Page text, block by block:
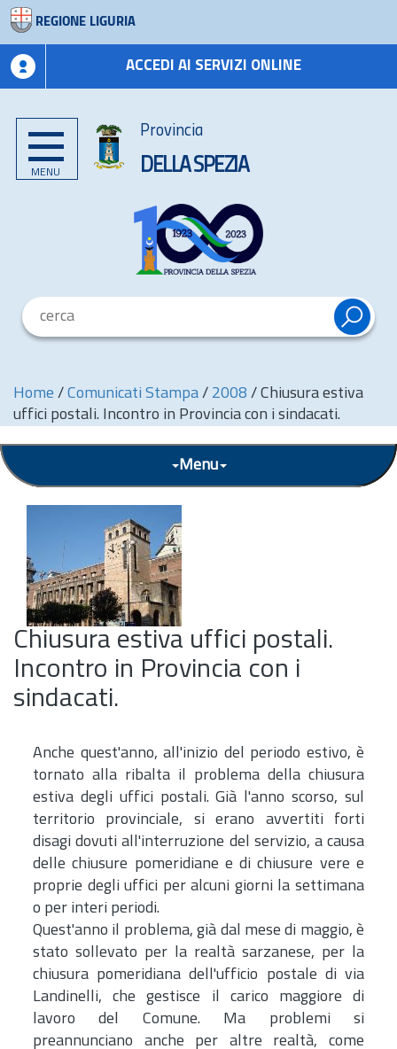
REGIONE LIGURIA
ACCEDI AI SERVIZI ONLINE
MENU
Provincia
DELLA SPEZIA
Home / Comunicati Stampa / 2008 / Chiusura estiva
uffici postali. Incontro in Provincia con i sindacati.
Menu
Chiusura estiva uffici postali.
Incontro in Provincia con i
sindacati.
Anche quest'anno, all'inizio del periodo estivo, è
tornato alla ribalta il problema della chiusura
estiva degli uffici postali. Già l'anno scorso, sul
territorio provinciale, si erano avvertiti forti
disagi dovuti all'interruzione del servizio, a causa
delle chiusure pomeridiane e di chiusure vere e
proprie degli uffici per alcuni giorni la settimana
o per interi periodi.
Quest'anno il problema, già dal mese di maggio, è
stato sollevato per la realtà sarzanese, per la
chiusura pomeridiana dell'ufficio postale di via
Landinelli, che gestisce il carico maggiore di
lavoro del Comune. Ma problemi si
preannunciano anche per altre realtà, come